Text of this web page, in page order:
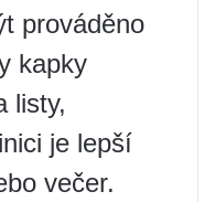
prováděno
kapky
listy,
je lepší
večer.